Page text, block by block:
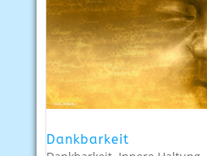
Dankbarkeit